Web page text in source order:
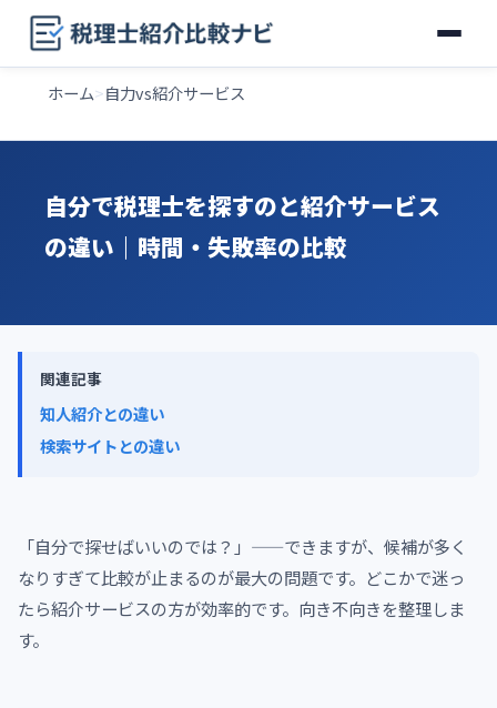
ホーム 自力vs紹介サービス
自分で税理士を探すのと紹介サービス
の違い｜時間・失敗率の比較
関連記事
知人紹介との違い
検索サイトとの違い
「自分で探せばいいのでは？」——できますが、候補が多く
なりすぎて比較が止まるのが最大の問題です。どこかで迷っ
たら紹介サービスの方が効率的です。向き不向きを整理しま
す。